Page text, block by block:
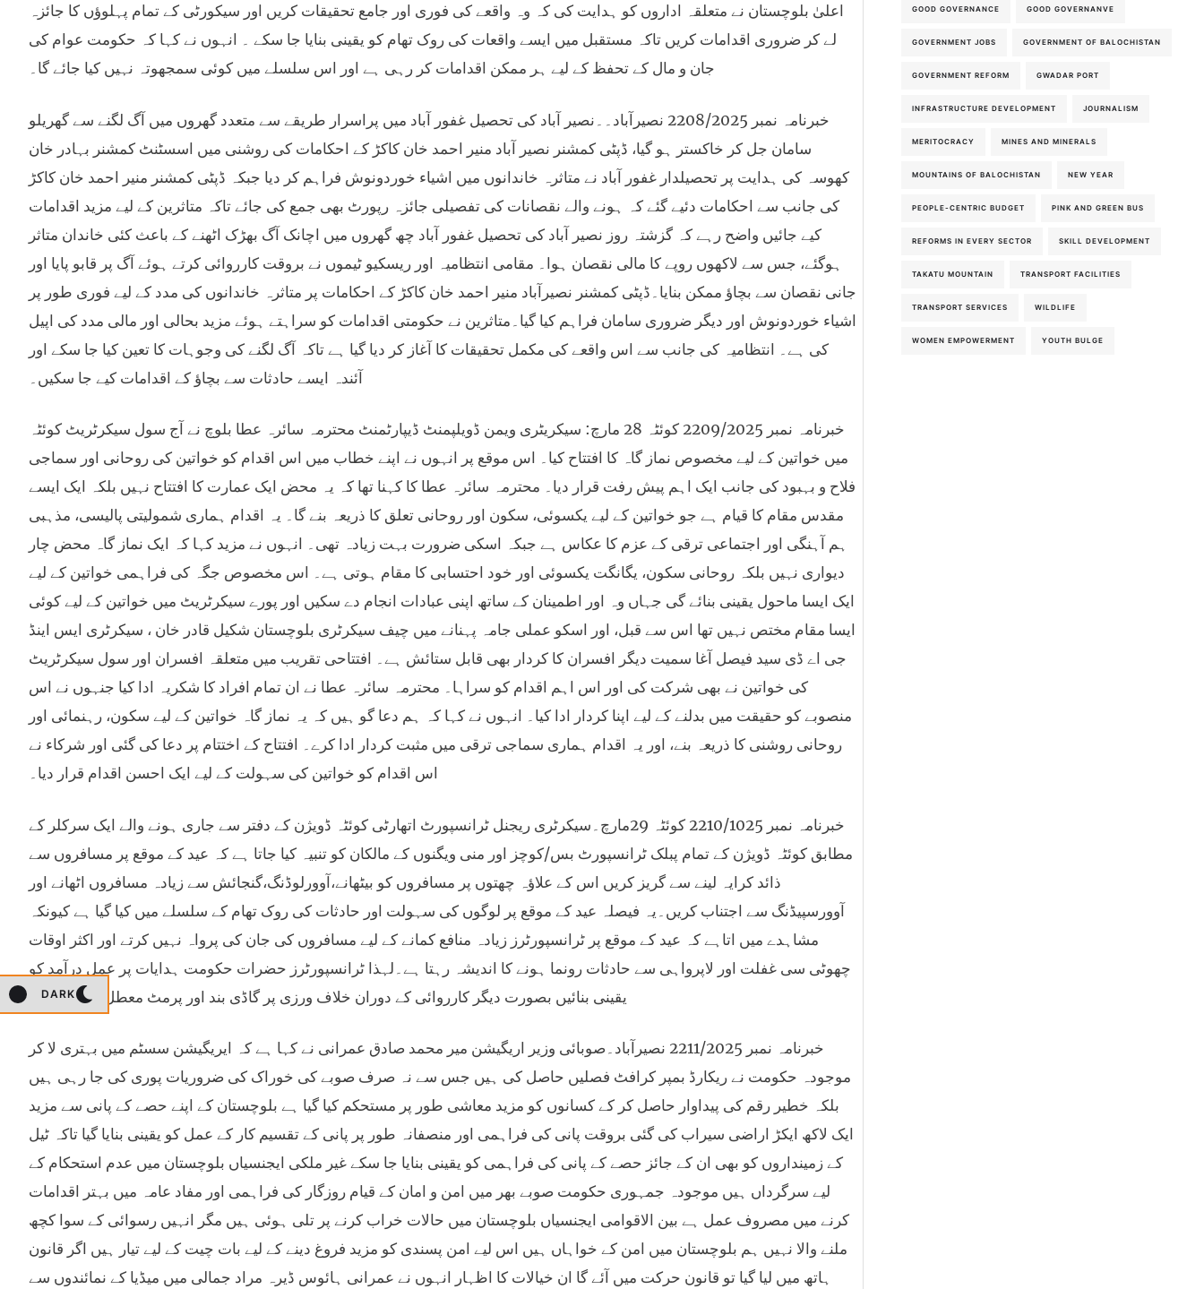
DARK
اعلیٰ بلوچستان نے متعلقہ اداروں کو ہدایت کی کہ وہ واقعے کی فوری اور جامع تحقیقات کریں اور سیکورٹی کے تمام پہلوؤں کا جائزہ
لے کر ضروری اقدامات کریں تاکہ مستقبل میں ایسے واقعات کی روک تھام کو یقینی بنایا جا سکے ۔ انہوں نے کہا کہ حکومت عوام کی
جان و مال کے تحفظ کے لیے ہر ممکن اقدامات کر رہی ہے اور اس سلسلے میں کوئی سمجھوتہ نہیں کیا جائے گا۔
خبرنامہ نمبر 2208/2025 نصیرآباد۔۔نصیر آباد کی تحصیل غفور آباد میں پراسرار طریقے سے متعدد گھروں میں آگ لگنے سے گھریلو
سامان جل کر خاکستر ہو گیا، ڈپٹی کمشنر نصیر آباد منیر احمد خان کاکڑ کے احکامات کی روشنی میں اسسٹنٹ کمشنر بہادر خان
کھوسہ کی ہدایت پر تحصیلدار غفور آباد نے متاثرہ خاندانوں میں اشیاء خوردونوش فراہم کر دیا جبکہ ڈپٹی کمشنر منیر احمد خان کاکڑ
کی جانب سے احکامات دئیے گئے کہ ہونے والے نقصانات کی تفصیلی جائزہ رپورٹ بھی جمع کی جائے تاکہ متاثرین کے لیے مزید اقدامات
کیے جائیں واضح رہے کہ گزشتہ روز نصیر آباد کی تحصیل غفور آباد چھ گھروں میں اچانک آگ بھڑک اٹھنے کے باعث کئی خاندان متاثر
ہوگئے، جس سے لاکھوں روپے کا مالی نقصان ہوا۔ مقامی انتظامیہ اور ریسکیو ٹیموں نے بروقت کارروائی کرتے ہوئے آگ پر قابو پایا اور
جانی نقصان سے بچاؤ ممکن بنایا۔ڈپٹی کمشنر نصیرآباد منیر احمد خان کاکڑ کے احکامات پر متاثرہ خاندانوں کی مدد کے لیے فوری طور پر
اشیاء خوردونوش اور دیگر ضروری سامان فراہم کیا گیا۔متاثرین نے حکومتی اقدامات کو سراہتے ہوئے مزید بحالی اور مالی مدد کی اپیل
کی ہے۔ انتظامیہ کی جانب سے اس واقعے کی مکمل تحقیقات کا آغاز کر دیا گیا ہے تاکہ آگ لگنے کی وجوہات کا تعین کیا جا سکے اور
آئندہ ایسے حادثات سے بچاؤ کے اقدامات کیے جا سکیں۔
خبرنامہ نمبر 2209/2025 کوئٹہ 28 مارچ: سیکریٹری ویمن ڈویلپمنٹ ڈیپارٹمنٹ محترمہ سائرہ عطا بلوچ نے آج سول سیکرٹریٹ کوئٹہ
میں خواتین کے لیے مخصوص نماز گاہ کا افتتاح کیا۔ اس موقع پر انہوں نے اپنے خطاب میں اس اقدام کو خواتین کی روحانی اور سماجی
فلاح و بہبود کی جانب ایک اہم پیش رفت قرار دیا۔ محترمہ سائرہ عطا کا کہنا تھا کہ یہ محض ایک عمارت کا افتتاح نہیں بلکہ ایک ایسے
مقدس مقام کا قیام ہے جو خواتین کے لیے یکسوئی، سکون اور روحانی تعلق کا ذریعہ بنے گا۔ یہ اقدام ہماری شمولیتی پالیسی، مذہبی
ہم آہنگی اور اجتماعی ترقی کے عزم کا عکاس ہے جبکہ اسکی ضرورت بہت زیادہ تھی۔ انہوں نے مزید کہا کہ ایک نماز گاہ محض چار
دیواری نہیں بلکہ روحانی سکون، یگانگت یکسوئی اور خود احتسابی کا مقام ہوتی ہے۔ اس مخصوص جگہ کی فراہمی خواتین کے لیے
ایک ایسا ماحول یقینی بنائے گی جہاں وہ اور اطمینان کے ساتھ اپنی عبادات انجام دے سکیں اور پورے سیکرٹریٹ میں خواتین کے لیے کوئی
ایسا مقام مختص نہیں تھا اس سے قبل، اور اسکو عملی جامہ پہنانے میں چیف سیکرٹری بلوچستان شکیل قادر خان ، سیکرٹری ایس اینڈ
جی اے ڈی سید فیصل آغا سمیت دیگر افسران کا کردار بھی قابل ستائش ہے۔ افتتاحی تقریب میں متعلقہ افسران اور سول سیکرٹریٹ
کی خواتین نے بھی شرکت کی اور اس اہم اقدام کو سراہا۔ محترمہ سائرہ عطا نے ان تمام افراد کا شکریہ ادا کیا جنہوں نے اس
منصوبے کو حقیقت میں بدلنے کے لیے اپنا کردار ادا کیا۔ انہوں نے کہا کہ ہم دعا گو ہیں کہ یہ نماز گاہ خواتین کے لیے سکون، رہنمائی اور
روحانی روشنی کا ذریعہ بنے، اور یہ اقدام ہماری سماجی ترقی میں مثبت کردار ادا کرے۔ افتتاح کے اختتام پر دعا کی گئی اور شرکاء نے
اس اقدام کو خواتین کی سہولت کے لیے ایک احسن اقدام قرار دیا۔
خبرنامہ نمبر 2210/1025 کوئٹہ 29مارچ۔سیکرٹری ریجنل ٹرانسپورٹ اتھارٹی کوئٹہ ڈویژن کے دفتر سے جاری ہونے والے ایک سرکلر کے
مطابق کوئٹہ ڈویژن کے تمام پبلک ٹرانسپورٹ بس/کوچز اور منی ویگنوں کے مالکان کو تنبیہ کیا جاتا ہے کہ عید کے موقع پر مسافروں سے
ذائد کرایہ لینے سے گریز کریں اس کے علاؤہ چھتوں پر مسافروں کو بیٹھانے،آوورلوڈنگ،گنجائش سے زیادہ مسافروں اٹھانے اور
آوورسپیڈنگ سے اجتناب کریں۔یہ فیصلہ عید کے موقع پر لوگوں کی سہولت اور حادثات کی روک تھام کے سلسلے میں کیا گیا ہے کیونکہ
مشاہدے میں اتاہے کہ عید کے موقع پر ٹرانسپورٹرز زیادہ منافع کمانے کے لیے مسافروں کی جان کی پرواہ نہیں کرتے اور اکثر اوقات
چھوٹی سی غفلت اور لاپرواہی سے حادثات رونما ہونے کا اندیشہ رہتا ہے۔لہذا ٹرانسپورٹرز حضرات حکومت ہدایات پر عمل درآمد کو
یقینی بنائیں بصورت دیگر کارروائی کے دوران خلاف ورزی پر گاڈی بند اور پرمٹ معطل کیا جائے گا۔
خبرنامہ نمبر 2211/2025 نصیرآباد۔صوبائی وزیر اریگیشن میر محمد صادق عمرانی نے کہا ہے کہ ایریگیشن سسٹم میں بہتری لا کر
موجودہ حکومت نے ریکارڈ بمپر کرافٹ فصلیں حاصل کی ہیں جس سے نہ صرف صوبے کی خوراک کی ضروریات پوری کی جا رہی ہیں
بلکہ خطیر رقم کی پیداوار حاصل کر کے کسانوں کو مزید معاشی طور پر مستحکم کیا گیا ہے بلوچستان کے اپنے حصے کے پانی سے مزید
ایک لاکھ ایکڑ اراضی سیراب کی گئی بروقت پانی کی فراہمی اور منصفانہ طور پر پانی کے تقسیم کار کے عمل کو یقینی بنایا گیا تاکہ ٹیل
کے زمینداروں کو بھی ان کے جائز حصے کے پانی کی فراہمی کو یقینی بنایا جا سکے غیر ملکی ایجنسیاں بلوچستان میں عدم استحکام کے
لیے سرگرداں ہیں موجودہ جمہوری حکومت صوبے بھر میں امن و امان کے قیام روزگار کی فراہمی اور مفاد عامہ میں بہتر اقدامات
کرنے میں مصروف عمل ہے بین الاقوامی ایجنسیاں بلوچستان میں حالات خراب کرنے پر تلی ہوئی ہیں مگر انہیں رسوائی کے سوا کچھ
ملنے والا نہیں ہم بلوچستان میں امن کے خواہاں ہیں اس لیے امن پسندی کو مزید فروغ دینے کے لیے بات چیت کے لیے تیار ہیں اگر قانون
ہاتھ میں لیا گیا تو قانون حرکت میں آئے گا ان خیالات کا اظہار انہوں نے عمرانی ہائوس ڈیرہ مراد جمالی میں میڈیا کے نمائندوں سے
GOOD GOVERNANCE GOOD GOVERNANVE
GOVERNMENT JOBS GOVERNMENT OF BALOCHISTAN
GOVERNMENT REFORM GWADAR PORT
INFRASTRUCTURE DEVELOPMENT JOURNALISM
MERITOCRACY MINES AND MINERALS
MOUNTAINS OF BALOCHISTAN NEW YEAR
PEOPLE-CENTRIC BUDGET PINK AND GREEN BUS
REFORMS IN EVERY SECTOR SKILL DEVELOPMENT
TAKATU MOUNTAIN TRANSPORT FACILITIES
TRANSPORT SERVICES WILDLIFE
WOMEN EMPOWERMENT YOUTH BULGE